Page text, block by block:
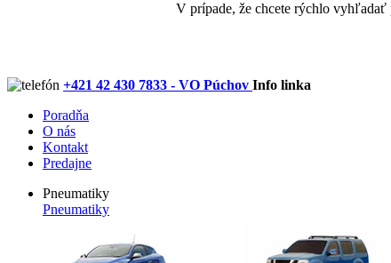
V prípade, že chcete rýchlo vyhľadať
+421 42 430 7833 - VO Púchov Info linka
Poradňa
O nás
Kontakt
Predajne
Pneumatiky
Pneumatiky